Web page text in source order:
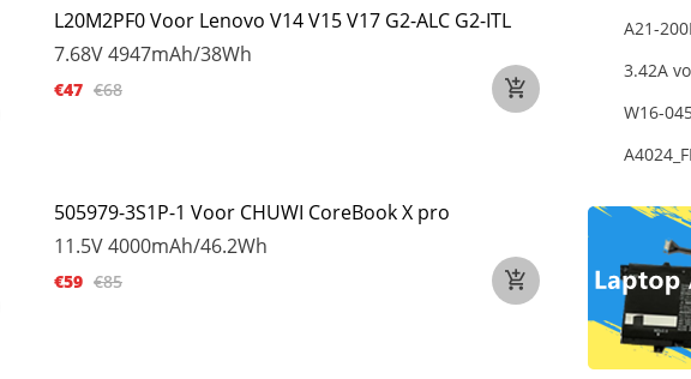
L20M2PF0 Voor Lenovo V14 V15 V17 G2-ALC G2-ITL
7.68V4947mAh/38Wh
€47 €68
505979-3S1P-1 Voor CHUWI CoreBook X pro
11.5V4000mAh/46.2Wh
€59 €85